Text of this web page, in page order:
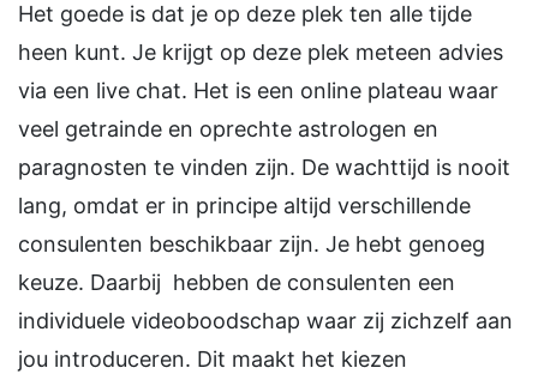
Het goede is dat je op deze plek ten alle tijde
heen kunt. Je krijgt op deze plek meteen advies
via een live chat. Het is een online plateau waar
veel getrainde en oprechte astrologen en
paragnosten te vinden zijn. De wachttijd is nooit
lang, omdat er in principe altijd verschillende
consulenten beschikbaar zijn. Je hebt genoeg
keuze. Daarbij hebben de consulenten een
individuele videoboodschap waar zij zichzelf aan
jou introduceren. Dit maakt het kiezen